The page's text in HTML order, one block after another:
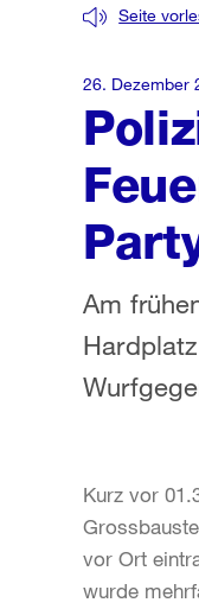
Seite
Am
26. Dezember
Kurz vor
vor Ort
wurde